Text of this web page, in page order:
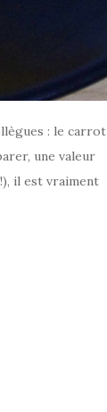
: le carrot
une valeur
il est vraiment